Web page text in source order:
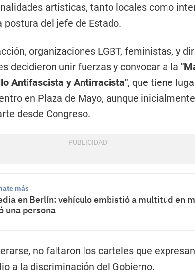
artísticas, tanto locales como
postura del jefe de Estado.
organizaciones LGBT, feministas, y
decidieron unir fuerzas y convocar a la
Antifascista y Antirracista", que tiene
en Plaza de Mayo, aunque
desde Congreso.
más
en Berlín: vehículo embistió a multitud en
una persona
no faltaron los carteles que
a la discriminación del Gobierno.